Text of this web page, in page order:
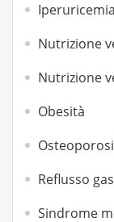
Nutrizione
Nutrizione
Obesità
Osteoporosi
Reflusso
Sindrome